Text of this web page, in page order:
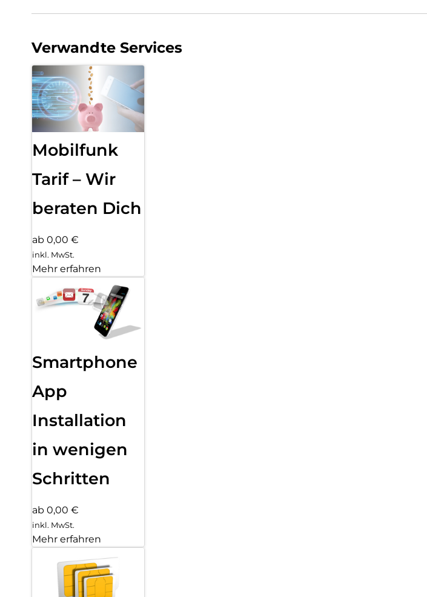
Verwandte Services
Mobilfunk
Tarif – Wir
beraten Dich
ab 0,00 €
inkl. MwSt.
Mehr erfahren
Smartphone
App
Installation
in wenigen
Schritten
ab 0,00 €
inkl. MwSt.
Mehr erfahren